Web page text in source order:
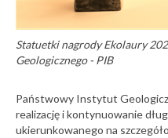
Statuetki nagrody Ekolaury
Geologicznego - PIB
Państwowy Instytut
realizację i kontynuowanie
ukierunkowanego na